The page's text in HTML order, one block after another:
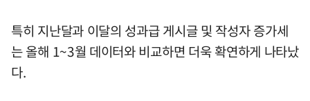
특히 지난달과 이달의 성과급 게시글 및 작성자 증가세
는 올해 1~3월 데이터와 비교하면 더욱 확연하게 나타났
다.